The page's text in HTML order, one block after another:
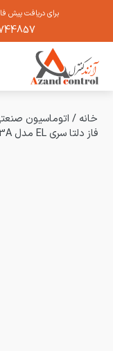
برای دریافت پیش
خانه / اتوماسیون
فاز دلتا سری EL مدل VFD022EL43A